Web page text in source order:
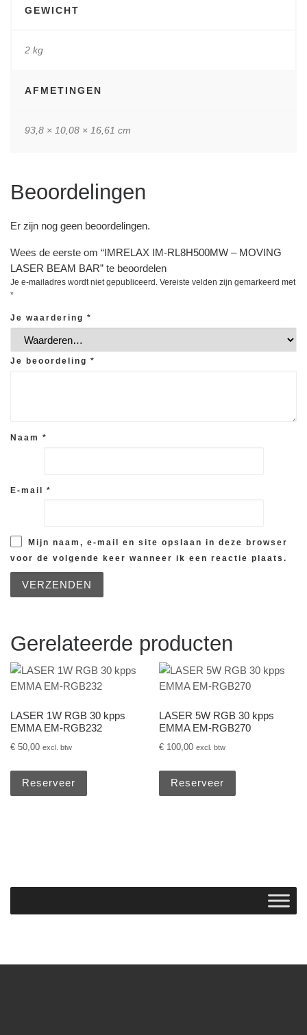
GEWICHT
2 kg
AFMETINGEN
93,8 × 10,08 × 16,61 cm
Beoordelingen
Er zijn nog geen beoordelingen.
Wees de eerste om “IMRELAX IM-RL8H500MW – MOVING
LASER BEAM BAR” te beoordelen
Je e-mailadres wordt niet gepubliceerd. Vereiste velden zijn gemarkeerd met
*
Je waardering *
Je beoordeling *
Naam *
E-mail *
Mijn naam, e-mail en site opslaan in deze browser
voor de volgende keer wanneer ik een reactie plaats.
Gerelateerde producten
LASER 1W RGB 30 kpps
EMMA EM-RGB232
€ 50,00 excl. btw
Reserveer
LASER 5W RGB 30 kpps
EMMA EM-RGB270
€ 100,00 excl. btw
Reserveer